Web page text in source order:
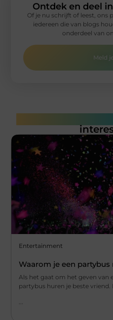
Ontdek en deel
Of je nu schrijft of leest, ons
iedereen die van blogs
onderdeel van
Meld
Entertainment
Waarom je een
Als het gaat om het geven van
partybus huren je beste
...